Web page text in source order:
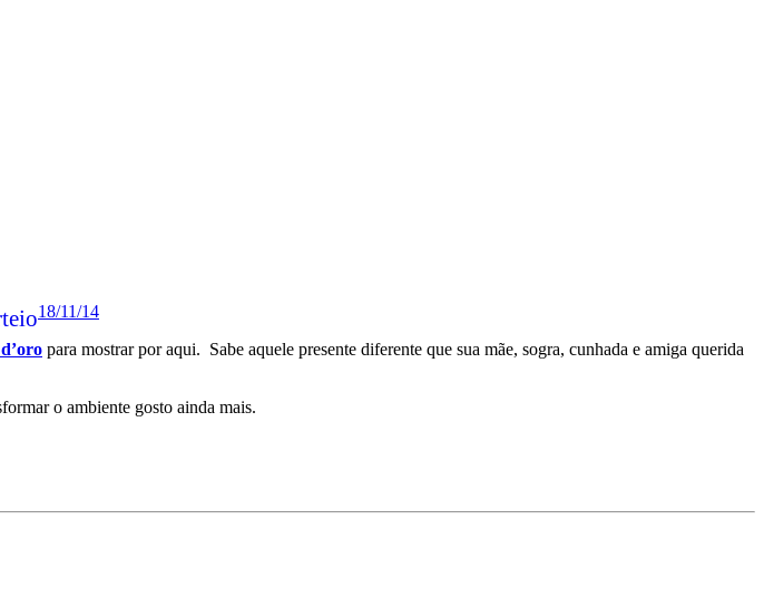
18/11/14
para mostrar por aqui. Sabe aquele presente diferente que sua mãe, sogra, cunhada e amiga querida
o ambiente gosto ainda mais.